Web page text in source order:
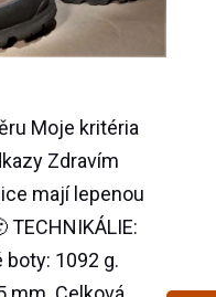
Moje kritéria
Zdravím
mají lepenou
TECHNIKÁLIE:
boty: 1092 g.